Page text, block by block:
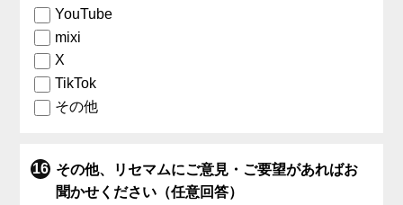
YouTube
mixi
X
TikTok
その他
その他、リセマムにご意見・ご要望があればお
聞かせください（任意回答）